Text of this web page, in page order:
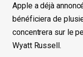
Apple a déjà
bénéficiera de
concentrera sur le
Wyatt Russell.